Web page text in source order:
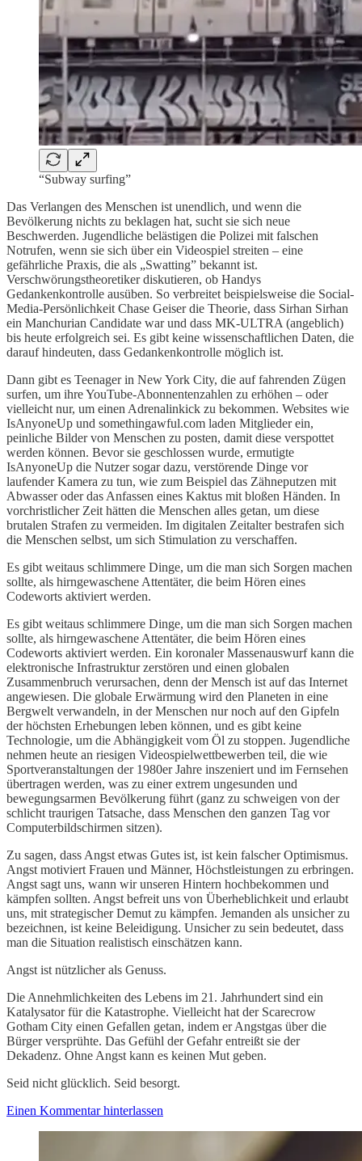
“Subway surfing”
Das Verlangen des Menschen ist unendlich, und wenn die
Bevölkerung nichts zu beklagen hat, sucht sie sich neue
Beschwerden. Jugendliche belästigen die Polizei mit falschen
Notrufen, wenn sie sich über ein Videospiel streiten – eine
gefährliche Praxis, die als „Swatting” bekannt ist.
Verschwörungstheoretiker diskutieren, ob Handys
Gedankenkontrolle ausüben. So verbreitet beispielsweise die Social-
Media-Persönlichkeit Chase Geiser die Theorie, dass Sirhan Sirhan
ein Manchurian Candidate war und dass MK-ULTRA (angeblich)
bis heute erfolgreich sei. Es gibt keine wissenschaftlichen Daten, die
darauf hindeuten, dass Gedankenkontrolle möglich ist.
Dann gibt es Teenager in New York City, die auf fahrenden Zügen
surfen, um ihre YouTube-Abonnentenzahlen zu erhöhen – oder
vielleicht nur, um einen Adrenalinkick zu bekommen. Websites wie
IsAnyoneUp und somethingawful.com laden Mitglieder ein,
peinliche Bilder von Menschen zu posten, damit diese verspottet
werden können. Bevor sie geschlossen wurde, ermutigte
IsAnyoneUp die Nutzer sogar dazu, verstörende Dinge vor
laufender Kamera zu tun, wie zum Beispiel das Zähneputzen mit
Abwasser oder das Anfassen eines Kaktus mit bloßen Händen. In
vorchristlicher Zeit hätten die Menschen alles getan, um diese
brutalen Strafen zu vermeiden. Im digitalen Zeitalter bestrafen sich
die Menschen selbst, um sich Stimulation zu verschaffen.
Es gibt weitaus schlimmere Dinge, um die man sich Sorgen machen
sollte, als hirngewaschene Attentäter, die beim Hören eines
Codeworts aktiviert werden.
Es gibt weitaus schlimmere Dinge, um die man sich Sorgen machen
sollte, als hirngewaschene Attentäter, die beim Hören eines
Codeworts aktiviert werden. Ein koronaler Massenauswurf kann die
elektronische Infrastruktur zerstören und einen globalen
Zusammenbruch verursachen, denn der Mensch ist auf das Internet
angewiesen. Die globale Erwärmung wird den Planeten in eine
Bergwelt verwandeln, in der Menschen nur noch auf den Gipfeln
der höchsten Erhebungen leben können, und es gibt keine
Technologie, um die Abhängigkeit vom Öl zu stoppen. Jugendliche
nehmen heute an riesigen Videospielwettbewerben teil, die wie
Sportveranstaltungen der 1980er Jahre inszeniert und im Fernsehen
übertragen werden, was zu einer extrem ungesunden und
bewegungsarmen Bevölkerung führt (ganz zu schweigen von der
schlicht traurigen Tatsache, dass Menschen den ganzen Tag vor
Computerbildschirmen sitzen).
Zu sagen, dass Angst etwas Gutes ist, ist kein falscher Optimismus.
Angst motiviert Frauen und Männer, Höchstleistungen zu erbringen.
Angst sagt uns, wann wir unseren Hintern hochbekommen und
kämpfen sollten. Angst befreit uns von Überheblichkeit und erlaubt
uns, mit strategischer Demut zu kämpfen. Jemanden als unsicher zu
bezeichnen, ist keine Beleidigung. Unsicher zu sein bedeutet, dass
man die Situation realistisch einschätzen kann.
Angst ist nützlicher als Genuss.
Die Annehmlichkeiten des Lebens im 21. Jahrhundert sind ein
Katalysator für die Katastrophe. Vielleicht hat der Scarecrow
Gotham City einen Gefallen getan, indem er Angstgas über die
Bürger versprühte. Das Gefühl der Gefahr entreißt sie der
Dekadenz. Ohne Angst kann es keinen Mut geben.
Seid nicht glücklich. Seid besorgt.
Einen Kommentar hinterlassen